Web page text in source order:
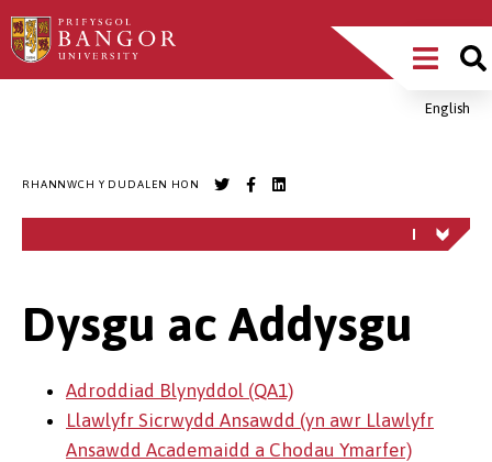
Sgipiwch
i’r
Main
MenuEnglish
RHANNWCH Y DUDALEN HON
Dysgu ac Addysgu
Adroddiad Blynyddol (QA1)
Llawlyfr Sicrwydd Ansawdd (yn awr Llawlyfr
Ansawdd Academaidd a Chodau Ymarfer)